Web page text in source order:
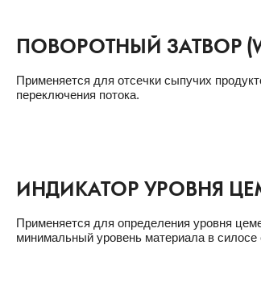
ПОВОРОТНЫЙ ЗАТВОР
Применяется для отсечки сыпучих
переключения потока.
ИНДИКАТОР УРОВНЯ
Применяется для определения уровня
минимальный уровень материала в